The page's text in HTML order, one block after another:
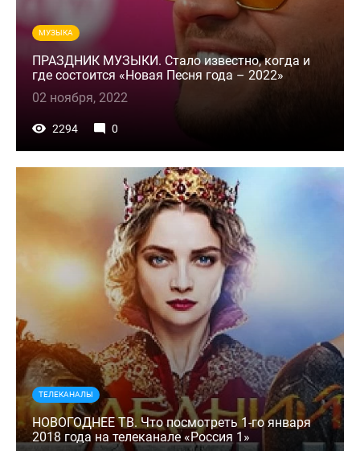
МУЗЫКА
ПРАЗДНИК МУЗЫКИ. Стало известно, когда и
где состоится «Новая Песня года – 2022»
02 ноября, 2022
2294 0
ТЕЛЕКАНАЛЫ
НОВОГОДНЕЕ ТВ. Что посмотреть 1-го января
2018 года на телеканале «Россия 1»